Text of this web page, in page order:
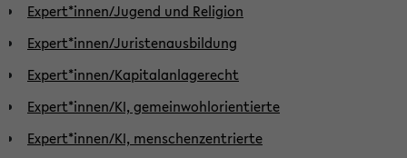
Expert*innen/Jugend und Religion
Expert*innen/Juristenausbildung
Expert*innen/Kapitalanlagerecht
Expert*innen/KI, gemeinwohlorientierte
Expert*innen/KI, menschenzentrierte